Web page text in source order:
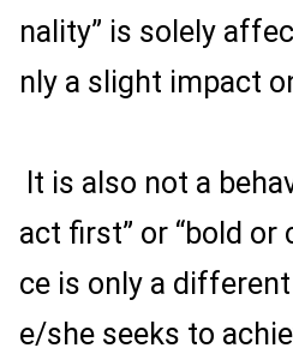
nality” is solely
nly a slight impact
It is also not a
act first” or “bold
ce is only a
e/she seeks to